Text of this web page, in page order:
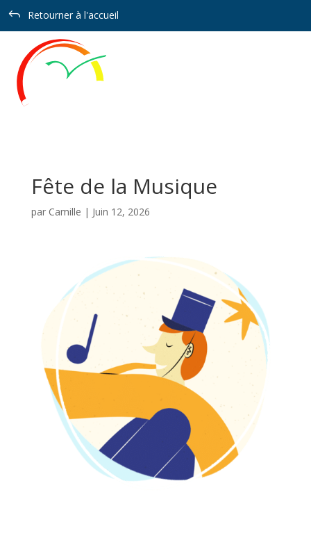
J Retourner à l'accueil
Fête de la Musique
par Camille | Juin 12, 2026
Panneau de gestion des cookies